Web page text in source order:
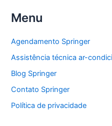
b
o
o
k
p
p
Menu
Agendamento Springer
Assistência técnica ar-
Blog Springer
Contato Springer
Política de privacidade